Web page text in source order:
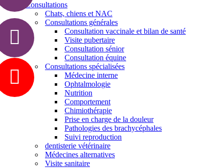
Consultations
Chats, chiens et NAC
Consultations générales
Consultation vaccinale et bilan de santé
Visite pubertaire
Consultation sénior
Consultation équine
Consultations spécialisées
Médecine interne
Ophtalmologie
Nutrition
Comportement
Chimiothérapie
Prise en charge de la douleur
Pathologies des brachycéphales
Suivi reproduction
dentisterie vétérinaire
Médecines alternatives
Visite sanitaire